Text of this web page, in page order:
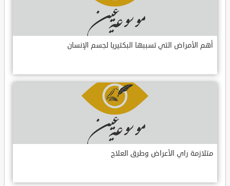
أهم الأمراض التي تسببها البكتيريا لجسم الإنسان
متلازمة راي الأعراض وطرق العلاج